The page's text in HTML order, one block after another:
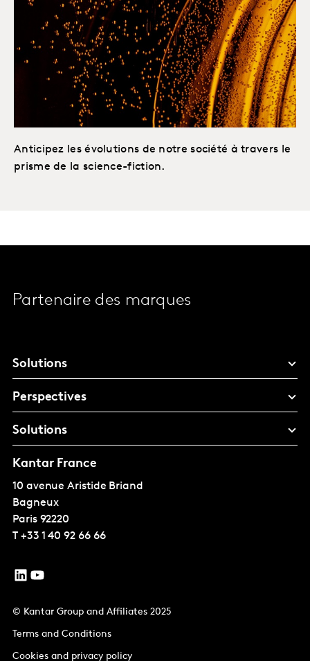
Anticipez les évolutions de notre société à travers le
prisme de la science-fiction.
Partenaire des marques
Solutions
Perspectives
Solutions
Kantar France
10 avenue Aristide Briand
Bagneux
Paris 92220
T +33 1 40 92 66 66
© Kantar Group and Affiliates 2025
Terms and Conditions
Cookies and privacy policy